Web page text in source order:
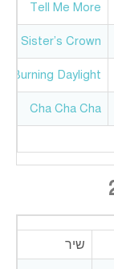
Tell Me More
My Sister’s Crown
Burning Daylight
Cha Cha Cha
שיר